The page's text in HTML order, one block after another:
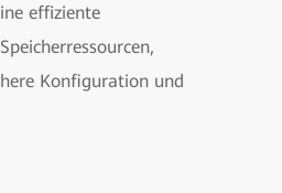
effiziente
Konfiguration und